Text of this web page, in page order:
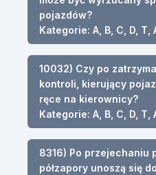
pojazdów?
Kategorie: A, B, C, D, T,
10032) Czy po
kontroli, kierujący
ręce na kierownicy?
Kategorie: A, B, C, D, T,
8316) Po przejechaniu
półzapory unoszą się